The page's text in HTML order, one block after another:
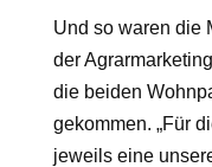
Und so waren die
der
die beiden
gekommen. „Für
jeweils eine